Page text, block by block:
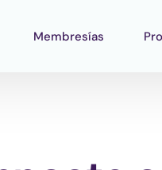
Membresías